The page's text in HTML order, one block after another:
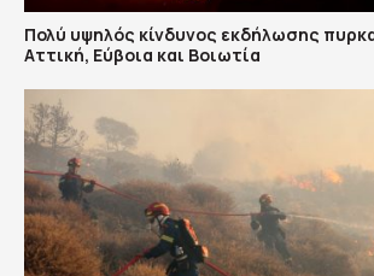
Πολύ υψηλός κίνδυνος εκδήλωσης
Αττική, Εύβοια και Βοιωτία